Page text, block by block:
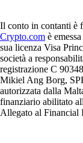
Il conto in contanti è
Crypto.com è
sua licenza Visa
società a
registrazione C
Mikiel Ang Borg,
autorizzata dalla
finanziario abilitato
Allegato al Financial